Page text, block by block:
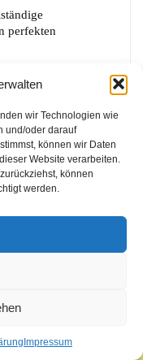
wir Technologien wie
und/oder darauf
können wir Daten
Website verarbeiten.
können
werden.
Impressum
perfekten
für Familien